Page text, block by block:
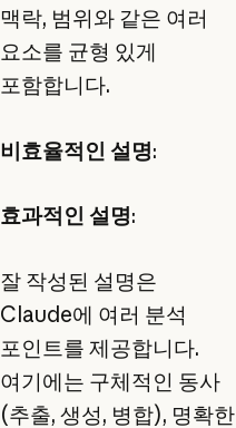
맥락, 범위와 같은 여러
요소를 균형 있게
포함합니다.
비효율적인 설명:
효과적인 설명:
잘 작성된 설명은
Claude에 여러 분석
포인트를 제공합니다.
여기에는 구체적인 동사
(추출, 생성, 병합), 명확한